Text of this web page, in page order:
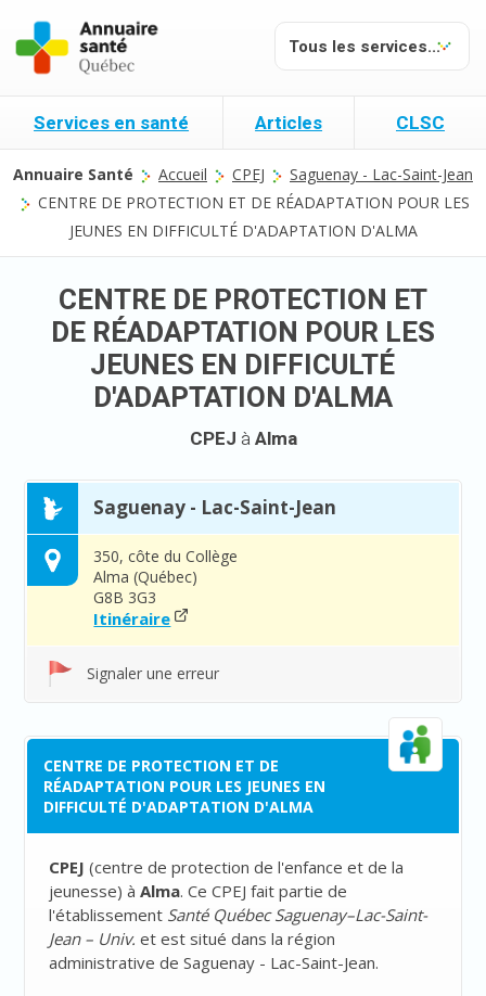
Services en santé Articles CLSC
Annuaire Santé Accueil CPEJ
Saguenay - Lac-Saint-Jean
CENTRE DE PROTECTION ET DE RÉADAPTATION POUR LES
JEUNES EN DIFFICULTÉ D'ADAPTATION D'ALMA
CENTRE DE PROTECTION ET
DE RÉADAPTATION POUR LES
JEUNES EN DIFFICULTÉ
D'ADAPTATION D'ALMA
CPEJ àAlma
Saguenay - Lac-Saint-Jean
350, côte du Collège
Alma (Québec)
G8B 3G3
Itinéraire
Signaler une erreur
CENTRE DE PROTECTION ET DE
RÉADAPTATION POUR LES JEUNES EN
DIFFICULTÉ D'ADAPTATION D'ALMA
CPEJ (centre de protection de l'enfance et de la
jeunesse) àAlma. Ce CPEJ fait partie de
l'établissement Santé Québec Saguenay–Lac-Saint-
Jean – Univ. et est situé dans la région
administrative de Saguenay - Lac-Saint-Jean.